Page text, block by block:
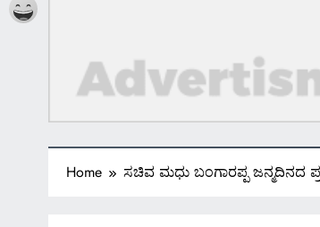
Home ಸಚಿವ ಮಧು ಬಂಗಾರಪ್ಪ ಜನ್ಮದಿನದ